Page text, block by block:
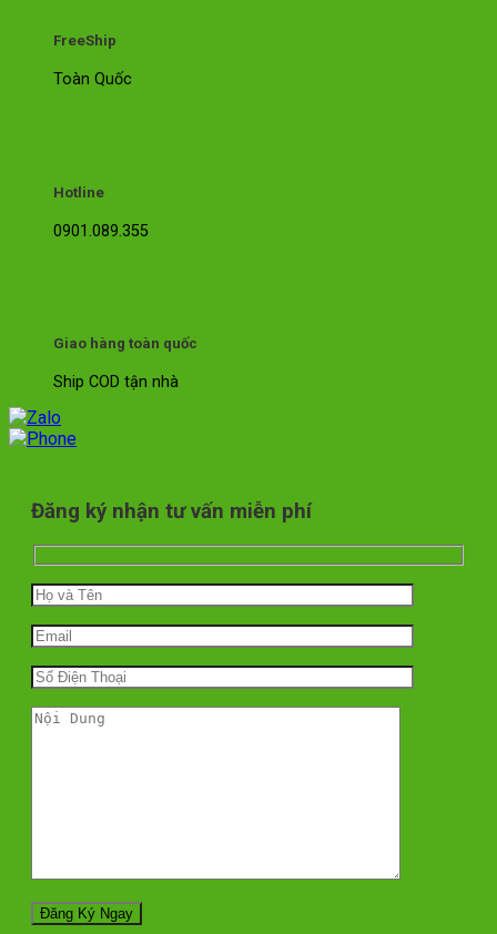
FreeShip
Toàn Quốc
Hotline
0901.089.355
Giao hàng toàn quốc
Ship COD tận nhà
Đăng ký nhận tư vấn miễn phí